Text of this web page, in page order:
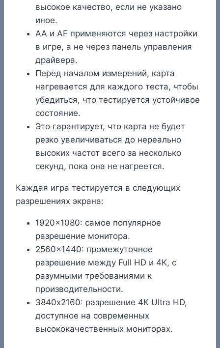
высокое качество, если не указано
иное.
AA и AF применяются через настройки
в игре, а не через панель управления
драйвера.
Перед началом измерений, карта
нагревается для каждого теста, чтобы
убедиться, что тестируется устойчивое
состояние.
Это гарантирует, что карта не будет
резко увеличиваться до нереально
высоких частот всего за несколько
секунд, пока она не нагреется.
Каждая игра тестируется в следующих
разрешениях экрана:
1920×1080: самое популярное
разрешение монитора.
2560×1440: промежуточное
разрешение между Full HD и 4K, с
разумными требованиями к
производительности.
3840х2160: разрешение 4K Ultra HD,
доступное на современных
высококачественных мониторах.